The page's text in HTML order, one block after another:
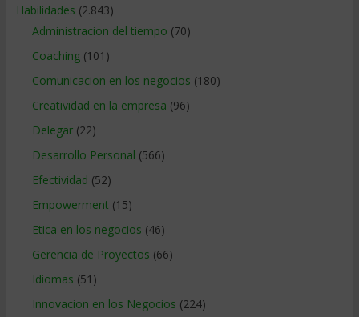
Habilidades (2.843)
Administracion del tiempo (70)
Coaching(101)
Comunicacion en los negocios (180)
Creatividad en la empresa (96)
Delegar(22)
Desarrollo Personal (566)
Efectividad (52)
Empowerment (15)
Etica en los negocios (46)
Gerencia de Proyectos (66)
Idiomas (51)
Innovacion en los Negocios (224)